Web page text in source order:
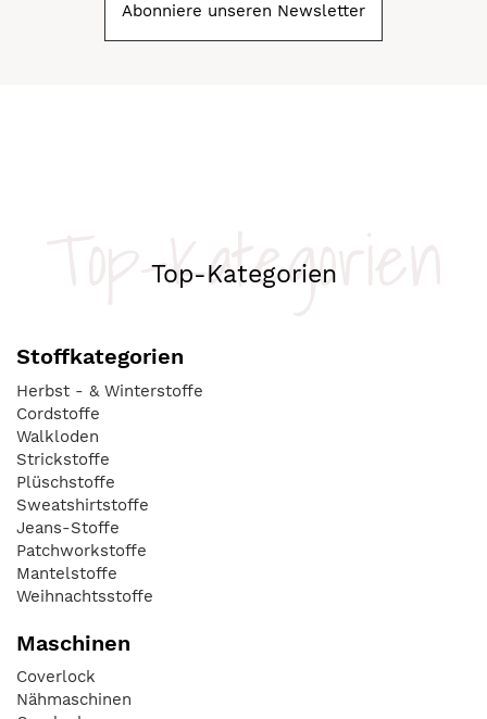
Abonniere unseren Newsletter
Top-Kategorien
Top-Kategorien
Stoffkategorien
Herbst - & Winterstoffe
Cordstoffe
Walkloden
Strickstoffe
Plüschstoffe
Sweatshirtstoffe
Jeans-Stoffe
Patchworkstoffe
Mantelstoffe
Weihnachtsstoffe
Maschinen
Coverlock
Nähmaschinen